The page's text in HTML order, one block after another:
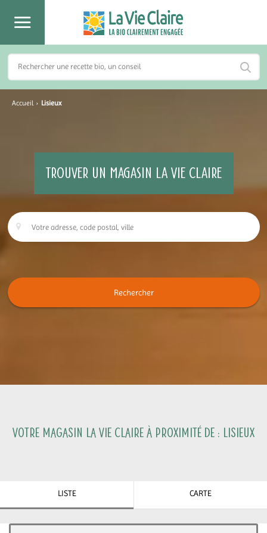
Accueil › Lisieux
TROUVER UN MAGASIN LA VIE CLAIRE
Rechercher
Votre magasin La Vie Claire à proximité de : Lisieux
LISTE CARTE